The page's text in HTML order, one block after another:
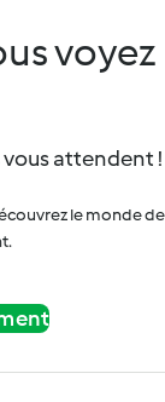
voyez
attendent !
le monde de